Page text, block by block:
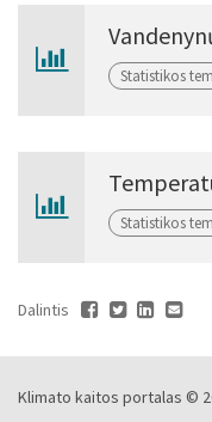
Statistikos
Statistikos
Dalintis
Klimato kaitos portalas ©